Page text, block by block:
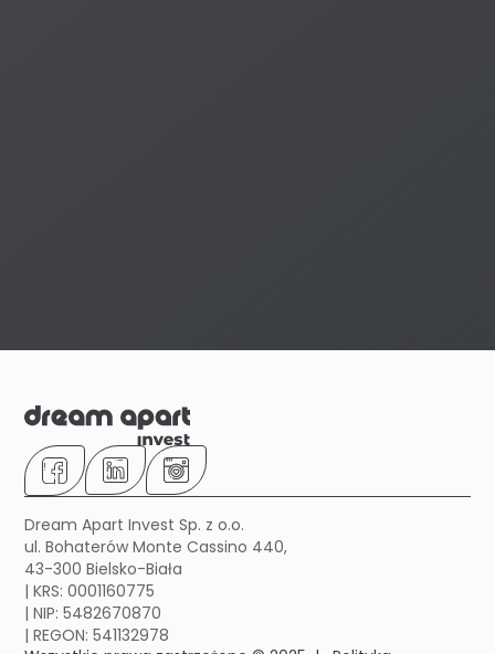
Dream Apart Invest Sp. z o.o.
ul. Bohaterów Monte Cassino 440,
43-300 Bielsko-Biała
| KRS: 0001160775
| NIP: 5482670870
| REGON: 541132978